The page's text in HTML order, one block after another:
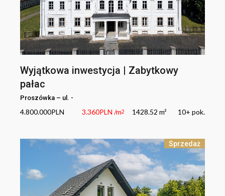
Wyjątkowa inwestycja | Zabytkowy
pałac
Proszówka – ul. -
4.800.000PLN 3.360PLN /m2 1428.52 m² 10+ pok.
Sprzedaż